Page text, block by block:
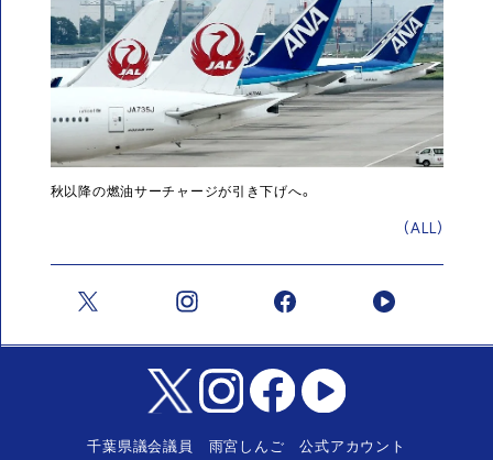
秋以降の燃油サーチャージが引き下げへ。
(ALL)
千葉県議会議員 雨宮しんご 公式アカウント